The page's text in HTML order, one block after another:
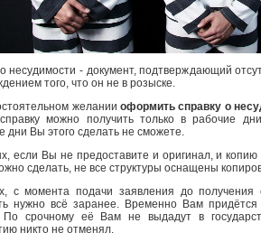
несудимости - документ, подтверждающий
того, что он не в розыске.
желанииоформить справку о
можно получить только в рабочие
дни Вы этого сделать не сможете.
если Вы не предоставите и оригинал, и копию
сделать, не все структуры оснащены
с момента подачи заявления до
нужно всё заранее. Временно Вам
По срочному её Вам не выдадут в
никто не отменял.